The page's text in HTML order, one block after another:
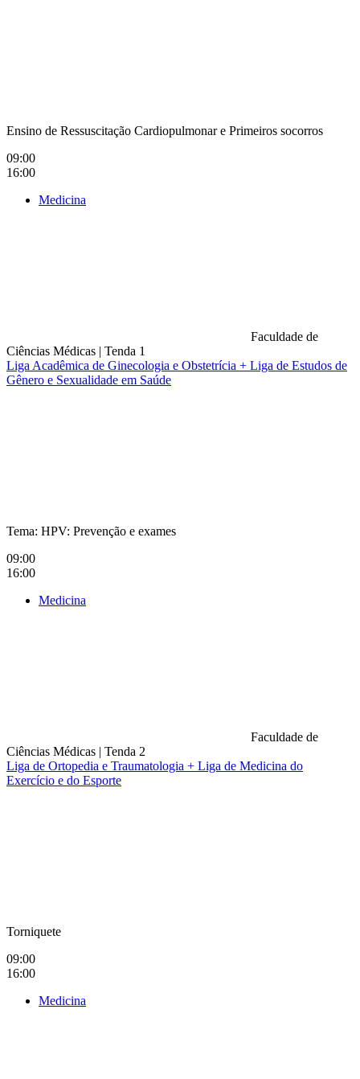
Ensino de Ressuscitação Cardiopulmonar e Primeiros socorros
09:00
16:00
Medicina
Faculdade de
Ciências Médicas | Tenda 1
Liga Acadêmica de Ginecologia e Obstetrícia + Liga de Estudos de
Gênero e Sexualidade em Saúde
Tema: HPV: Prevenção e exames
09:00
16:00
Medicina
Faculdade de
Ciências Médicas | Tenda 2
Liga de Ortopedia e Traumatologia + Liga de Medicina do
Exercício e do Esporte
Torniquete
09:00
16:00
Medicina